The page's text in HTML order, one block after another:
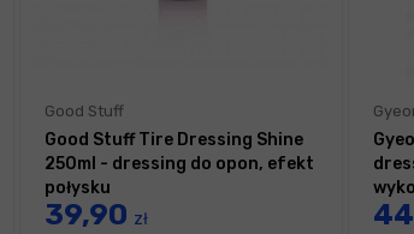
Good Stuff
Good Stuff Tire Dressing Shine
250ml - dressing do opon, efekt
połysku
39,90 zł